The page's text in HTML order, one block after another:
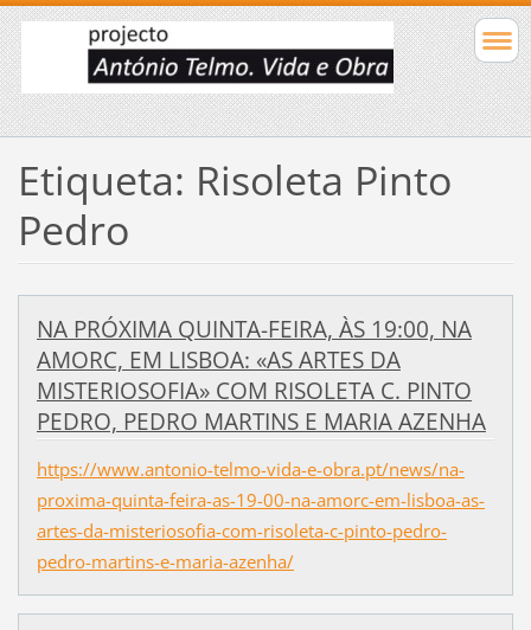
Etiqueta: Risoleta Pinto
Pedro
NA PRÓXIMA QUINTA-FEIRA, ÀS 19:00, NA
AMORC, EM LISBOA: «AS ARTES DA
MISTERIOSOFIA» COM RISOLETA C. PINTO
PEDRO, PEDRO MARTINS E MARIA AZENHA
https://www.antonio-telmo-vida-e-obra.pt/news/na-
proxima-quinta-feira-as-19-00-na-amorc-em-lisboa-as-
artes-da-misteriosofia-com-risoleta-c-pinto-pedro-
pedro-martins-e-maria-azenha/